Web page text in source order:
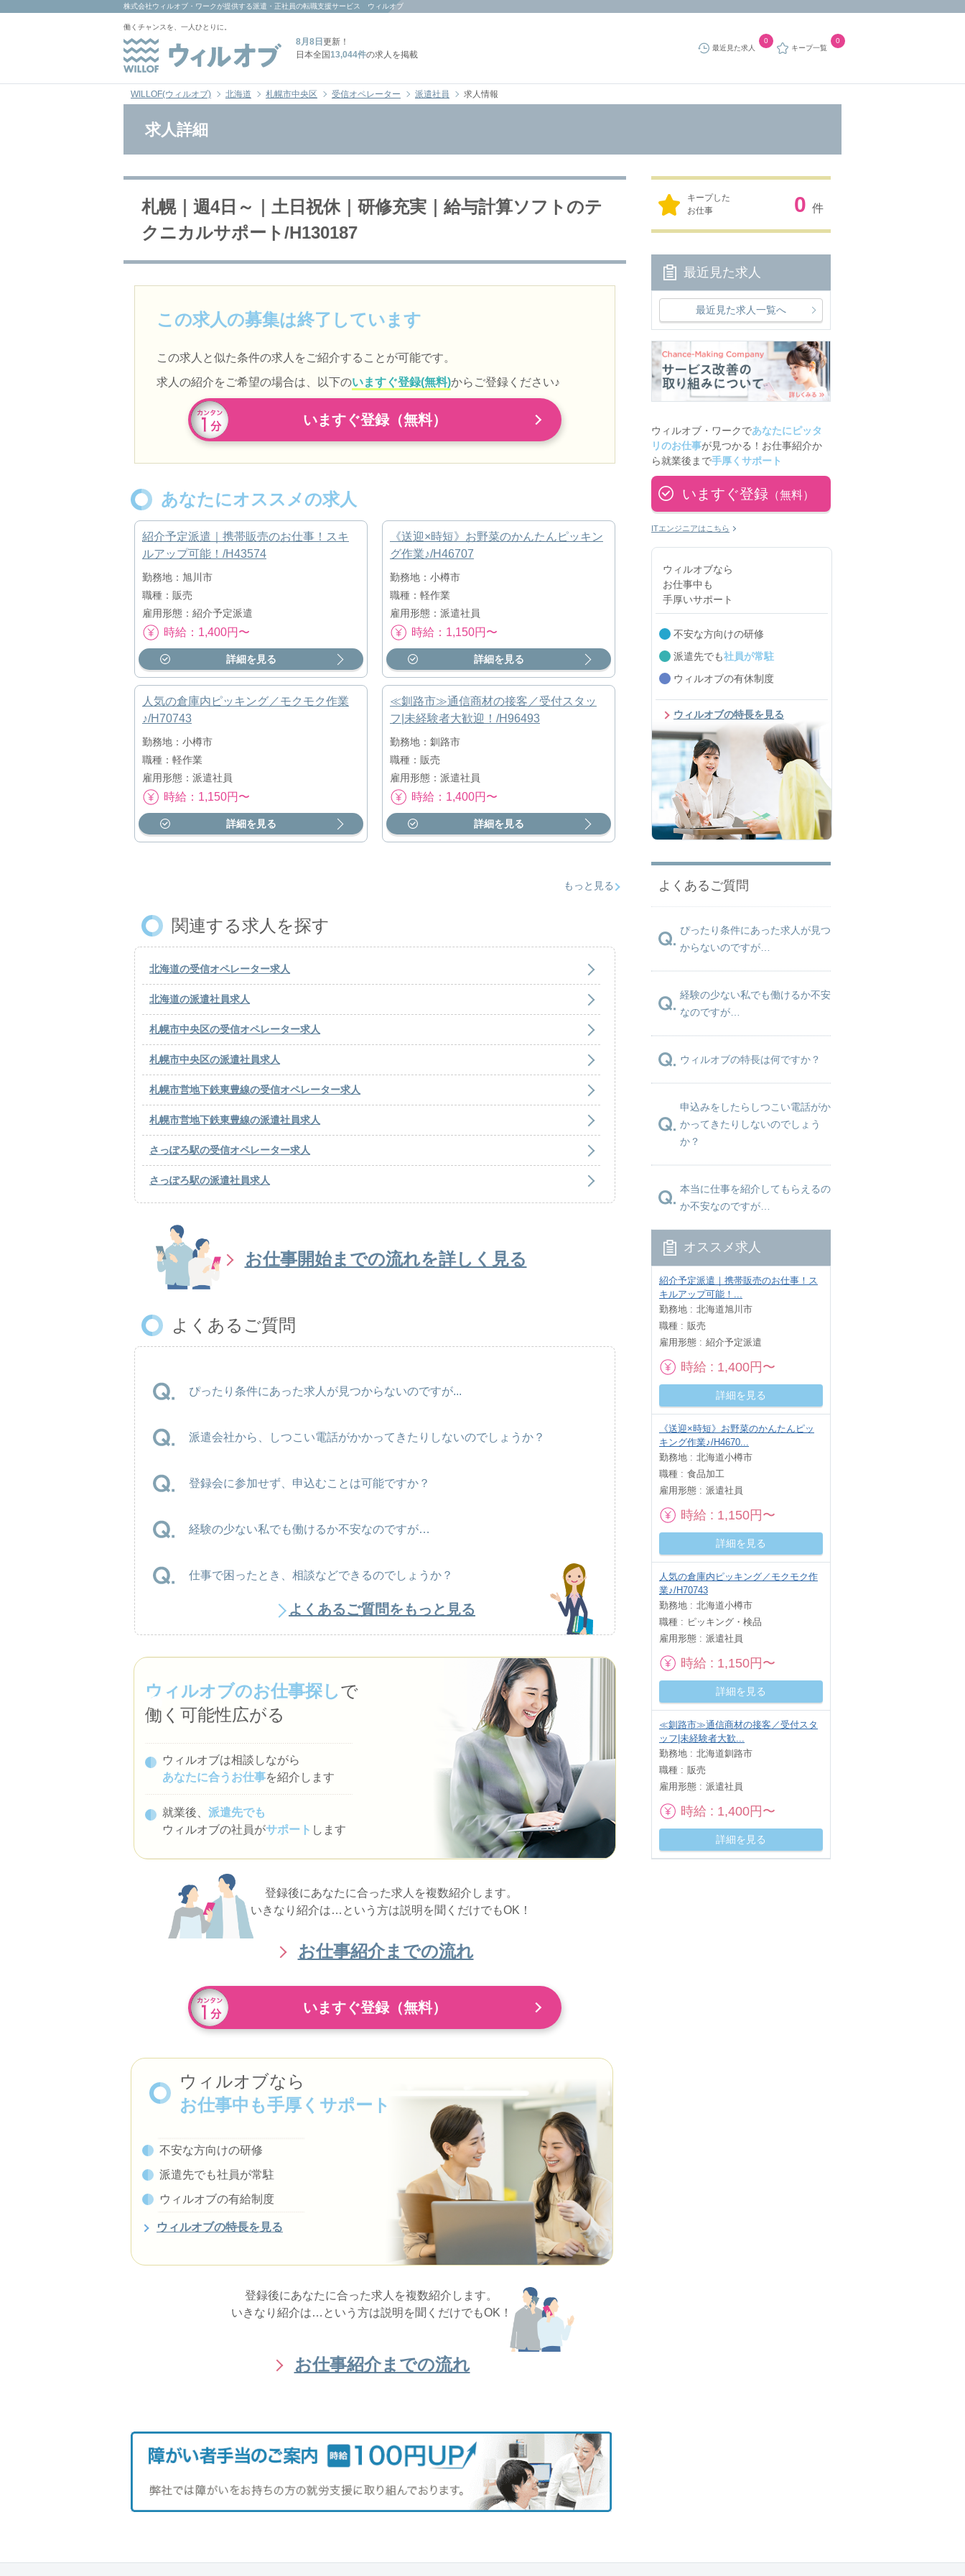
株式会社ウィルオブ・ワーク が提供する派遣・正社員の転職支援サービス ウィルオブ
働くチャンスを、一人ひとりに。
8月8日 更新！
日本全国13,044件の求人を掲載
最近見た求人
0
キープ一覧
0
WILLOF(ウィルオブ) 北海道 札幌市中央区 受信オペレーター 派遣社員 求人情報
求人詳細
札幌｜週4日～｜土日祝休｜研修充実｜給与計算ソフトのテ
クニカルサポート/H130187
この求人の募集は終了しています
この求人と似た条件の求人をご紹介することが可能です。
求人の紹介をご希望の場合は、以下のいますぐ登録(無料)からご登録ください♪
いますぐ登録（無料）
あなたにオススメの求人
紹介予定派遣｜携帯販売のお仕事！スキ
ルアップ可能！/H43574
勤務地：旭川市
職種：販売
雇用形態：紹介予定派遣
時給：1,400円〜
詳細を見る
《送迎×時短》お野菜のかんたんピッキン
グ作業♪/H46707
勤務地：小樽市
職種：軽作業
雇用形態：派遣社員
時給：1,150円〜
詳細を見る
人気の倉庫内ピッキング／モクモク作業
♪/H70743
勤務地：小樽市
職種：軽作業
雇用形態：派遣社員
時給：1,150円〜
詳細を見る
≪釧路市≫通信商材の接客／受付スタッ
フ|未経験者大歓迎！/H96493
勤務地：釧路市
職種：販売
雇用形態：派遣社員
時給：1,400円〜
詳細を見る
もっと見る
関連する求人を探す
北海道の受信オペレーター求人
北海道の派遣社員求人
札幌市中央区の受信オペレーター求人
札幌市中央区の派遣社員求人
札幌市営地下鉄東豊線の受信オペレーター求人
札幌市営地下鉄東豊線の派遣社員求人
さっぽろ駅の受信オペレーター求人
さっぽろ駅の派遣社員求人
お仕事開始までの流れを詳しく見る
よくあるご質問
ぴったり条件にあった求人が見つからないのですが...
派遣会社から、しつこい電話がかかってきたりしないのでしょうか？
登録会に参加せず、申込むことは可能ですか？
経験の少ない私でも働けるか不安なのですが…
仕事で困ったとき、相談などできるのでしょうか？
よくあるご質問をもっと見る
ウィルオブのお仕事探しで
働く可能性広がる
ウィルオブは相談しながら
あなたに合うお仕事を紹介します
就業後、 派遣先でも
ウィルオブの社員がサポート します
登録後にあなたに合った求人を複数紹介します。
いきなり紹介は…という方は説明を聞くだけでもOK！
お仕事紹介までの流れ
いますぐ登録（無料）
ウィルオブなら
お仕事中も手厚くサポート
不安な方向けの研修
派遣先でも社員が常駐
ウィルオブの有給制度
ウィルオブの特長を見る
登録後にあなたに合った求人を複数紹介します。
いきなり紹介は…という方は説明を聞くだけでもOK！
お仕事紹介までの流れ
キープした
お仕事
0 件
最近見た求人
最近見た求人一覧へ
ウィルオブ・ワークであなたにピッタ
リのお仕事が見つかる！お仕事紹介か
ら就業後まで手厚くサポート
いますぐ登録 （無料）
ITエンジニアはこちら
ウィルオブなら
お仕事中も
手厚いサポート
不安な方向けの研修
派遣先でも社員が常駐
ウィルオブの有休制度
ウィルオブの特長を見る
よくあるご質問
ぴったり条件にあった求人が見つ
からないのですが…
経験の少ない私でも働けるか不安
なのですが…
ウィルオブの特長は何ですか？
申込みをしたらしつこい電話がか
かってきたりしないのでしょう
か？
本当に仕事を紹介してもらえるの
か不安なのですが…
オススメ求人
紹介予定派遣｜携帯販売のお仕事！ス
キルアップ可能！...
勤務地
北海道旭川市
職種
販売
雇用形態
紹介予定派遣
時給 1,400円〜
詳細を見る
《送迎×時短》お野菜のかんたんピッ
キング作業♪/H4670...
勤務地
北海道小樽市
職種
食品加工
雇用形態
派遣社員
時給 1,150円〜
詳細を見る
人気の倉庫内ピッキング／モクモク作
業♪/H70743
勤務地
北海道小樽市
職種
ピッキング・検品
雇用形態
派遣社員
時給 1,150円〜
詳細を見る
≪釧路市≫通信商材の接客／受付スタ
ッフ|未経験者大歓...
勤務地
北海道釧路市
職種
販売
雇用形態
派遣社員
時給 1,400円〜
詳細を見る